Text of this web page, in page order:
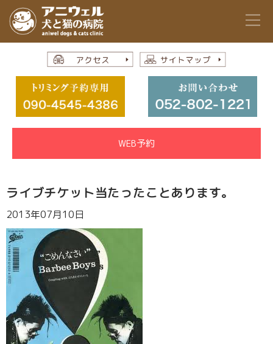
WEB予約
ライブチケット当たったことあります。
2013年07月10日